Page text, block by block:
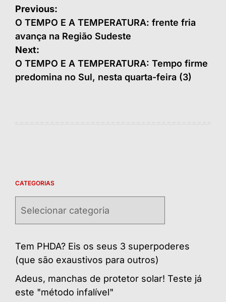
Navegação
de
Post
Previous:
O TEMPO E A TEMPERATURA: frente fria
avança na Região Sudeste
Next:
O TEMPO E A TEMPERATURA: Tempo firme
predomina no Sul, nesta quarta-feira (3)
CATEGORIAS
Tem PHDA? Eis os seus 3 superpoderes
(que são exaustivos para outros)
Adeus, manchas de protetor solar! Teste já
este "método infalível"